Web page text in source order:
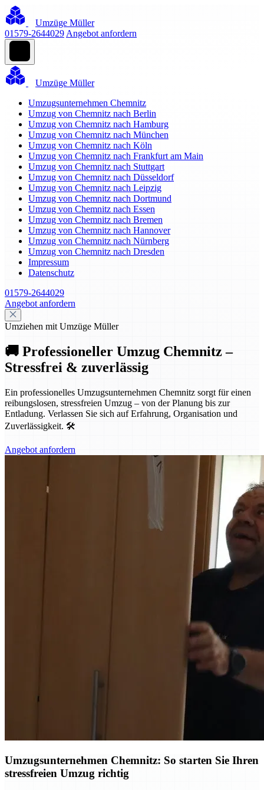
Umzüge Müller
01579-2644029 Angebot anfordern
Umzüge Müller
Umzugsunternehmen Chemnitz
Umzug von Chemnitz nach Berlin
Umzug von Chemnitz nach Hamburg
Umzug von Chemnitz nach München
Umzug von Chemnitz nach Köln
Umzug von Chemnitz nach Frankfurt am Main
Umzug von Chemnitz nach Stuttgart
Umzug von Chemnitz nach Düsseldorf
Umzug von Chemnitz nach Leipzig
Umzug von Chemnitz nach Dortmund
Umzug von Chemnitz nach Essen
Umzug von Chemnitz nach Bremen
Umzug von Chemnitz nach Hannover
Umzug von Chemnitz nach Nürnberg
Umzug von Chemnitz nach Dresden
Impressum
Datenschutz
01579-2644029
Angebot anfordern
Umziehen mit Umzüge Müller
🚚 Professioneller Umzug Chemnitz –
Stressfrei & zuverlässig
Ein professionelles Umzugsunternehmen Chemnitz sorgt für einen
reibungslosen, stressfreien Umzug – von der Planung bis zur
Entladung. Verlassen Sie sich auf Erfahrung, Organisation und
Zuverlässigkeit. 🛠️
Angebot anfordern
Umzugsunternehmen Chemnitz: So starten Sie Ihren
stressfreien Umzug richtig